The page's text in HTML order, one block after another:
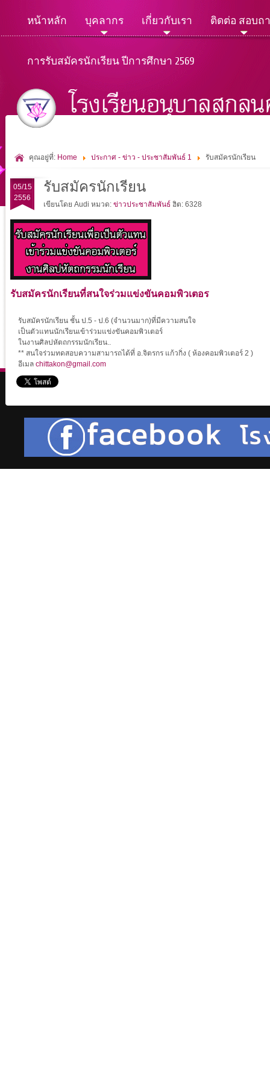
หน้าหลัก บุคลากร เกี่ยวกับเรา ติดต่อ สอบถ
การรับสมัครนักเรียน ปีการศึกษา 2569
คุณอยู่ที่: Home ประกาศ - ข่าว - ประชาสัมพันธ์ 1 รับสมัครนักเรียน
05/15
2556
รับสมัครนักเรียน
เขียนโดย Audi หมวด: ข่าวประชาสัมพันธ์ ฮิต: 6328
รับสมัครนักเรียนที่สนใจร่วมแข่งขันคอมพิวเตอร
รับสมัครนักเรียน ชั้น ป.5 - ป.6 (จำนวนมาก)ที่มีความสนใจ
เป็นตัวแทนนักเรียนเข้าร่วมแข่งขันคอมพิวเตอร์
ในงานศิลปหัตถกรรมนักเรียน..
** สนใจร่วมทดสอบความสามารถได้ที่ อ.จิตรกร แก้วกิ่ง ( ห้องคอมพิวเตอร์ 2 )
อีเมล chittakon@gmail.com